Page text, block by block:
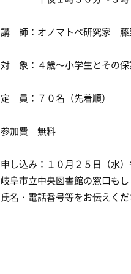
講 師：オノマトペ研究家 藤
対 象：４歳～小学生とその保
定 員：７０名（先着順）
参加費 無料
申し込み：１０月２５日（水
岐阜市立中央図書館の窓口も
氏名・電話番号等をお伝えくだ